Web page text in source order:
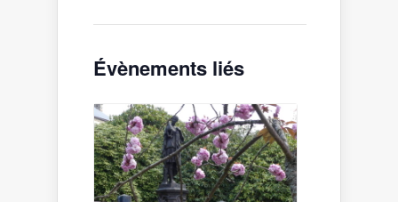
Évènements liés